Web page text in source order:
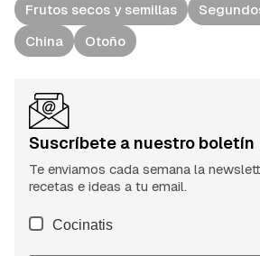
Frutos secos y semillas
China
Otoño
Suscríbete a nuestro boletín
Te enviamos cada semana la
recetas e ideas a tu email.
Cocinatis